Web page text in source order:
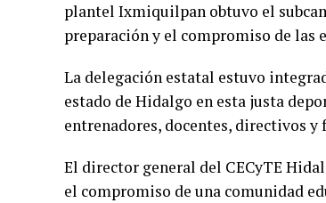
plantel Ixmiquilpan obtuvo el
preparación y el compromiso de las
La delegación estatal estuvo
estado de Hidalgo en esta justa
entrenadores, docentes, directivos y
El director general del CECyTE
el compromiso de una comunidad